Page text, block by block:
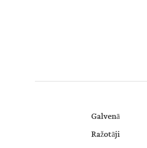
Galvenā
Ražotāji